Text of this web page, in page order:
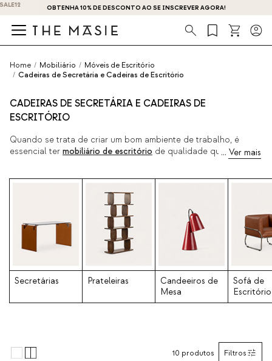
OBTENHA 10% DE DESCONTO AO SE INSCREVER AGORA!
Procura
Home / Mobiliário / Móveis de Escritório
/ Cadeiras de Secretária e Cadeiras de Escritório
CADEIRAS DE SECRETÁRIA E CADEIRAS DE
ESCRITÓRIO
Quando se trata de criar um bom ambiente de trabalho, é
essencial ter mobiliário de escritório de qualidade que se
design. Com apoios de braços, com ou sem rodas, estofadas,
reguláveis em altura e adaptáveis. Combine qualquer uma
destas cadeiras de trabalho com os nossos fantásticos
candeeiros de secretária , criando o seu ambiente de trabalho
perfeito. Dispomos de um catálogo com uma grande variedade
de modelos e estilos, para que possa combiná-las com as
melhores secretárias. Obtenha um ambiente de trabalho
Secretárias
Prateleiras
Candeeiros de
Mesa
Sofá de
Escritório
Filtros
10 produtos